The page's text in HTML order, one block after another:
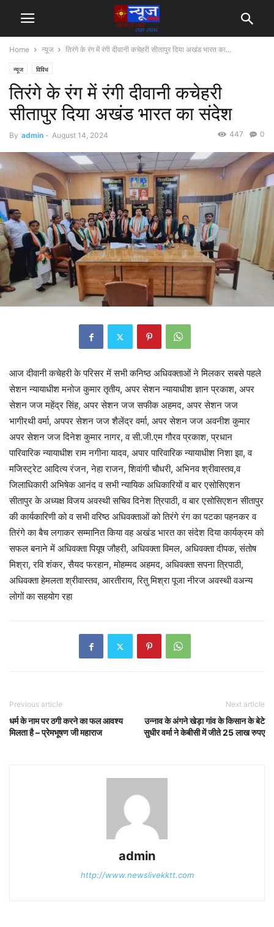
Home न्यूज तिरंगे के रंग में रंगी दीवानी कचेहरी सीतापुर दिया अखंड भारत का...
न्यूज विविध
तिरंगे के रंग में रंगी दीवानी कचेहरी
सीतापुर दिया अखंड भारत का संदेश
By admin - August 14, 2024 0
447
आज दीवानी कचेहरी के परिसर में सभी कनिष्ठ अधिवक्ताओं ने मिलकर सबसे पहले
सेशन न्यायाधीश मनोज कुमार तृतीय, अपर सेशन न्यायाधीश ज्ञान प्रकाश, अपर
सेशन जज महेंद्र सिंह, अपर सेशन जज सफीक अहमद, अपर सेशन जज
भागीरथी वर्मा, अपपर सेशन जज शैलेंद्र वर्मा, अपर सेशन जज अवनीश कुमार
अपर सेशन जज दिनेश कुमार नागर, व सी.जी.एम गौरव प्रकाश, प्रधान
पारिवारिक न्यायाधीश राम नगीना यादव, अपार पारिवारिक न्यायाधीश निशा झा, व
मजिस्ट्रेट आदित्य रंजन, नेहा राजन, शिवांगी चौधरी, अभिनव श्रीवास्तव,व
जिलाधिकारी अभिषेक आनंद व सभी न्यायिक अधिकारियों व बार एसोसिएशन
सीतापुर के अध्यक्ष विजय अवस्थी सचिव दिनेश त्रिपाठी, व बार एसोसिएशन सीतापुर
की कार्यकारिणी को व सभी वरिष्ठ अधिवक्ताओं को तिरंगे रंग का पटका पहनकर व
तिरंगे का बैच लगाकर सम्मानित किया वह अखंड भारत का संदेश दिया कार्यक्रम को
सफल बनाने में अधिवक्ता पियूष जौहरी, अधिवक्ता विमल, अधिवक्ता दीपक, संतोष
मिश्रा, रवि शंकर, सैयद फरहान, मोहम्मद अहमद, अधिवक्ता सपना त्रिपाठी,
अधिवक्ता हेमलता श्रीवास्तव, आरतीराय, रितु मिश्रा पूजा नीरज अवस्थी वअन्य
लोगों का सहयोग रहा
Previous article
धर्म के नाम पर ठगी करने का फल आवश्य
मिलता है – प्रेमभूषण जी महाराज
Next article
उन्नाव के अंगने खेड़ा गांव के किसान के बेटे
सुधीर वर्मा ने केबीसी में जीते 25 लाख रुपए
admin
http://www.newslivekktt.com